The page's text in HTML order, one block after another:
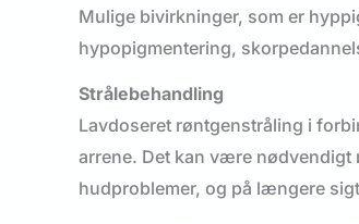
Mulige bivirkninger, som er
hypopigmentering,
Strålebehandling
Lavdoseret røntgenstråling i
arrene. Det kan være
hudproblemer, og på længere